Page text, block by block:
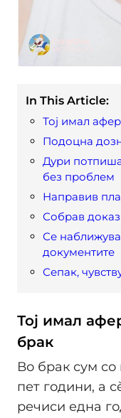
In This Article:
Тој имал
Подоцна
Дури
без проблем
Направив
Собрав
Се
документите
Сепак,
Тој имал
брак
Во брак сум со
пет години, а
речиси една